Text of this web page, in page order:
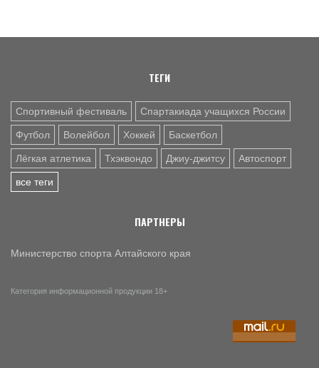
8 АВГ. 16:30 ХОККЕЙ
«Динамо-Алтай» (Барнаул)ТЕГИ
Спортивный фестиваль Спартакиада учащихся России
Футбол Волейбол Хоккей Баскетбол
Лёгкая атлетика Тхэквондо Джиу-джитсу Автоспорт
все теги
ПАРТНЕРЫ
Министерство спорта Алтайского края
Категория информационной продукции 18+